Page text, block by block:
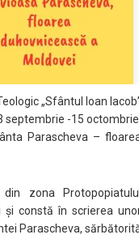
„Sfântul Ioan
septembrie -15
Parascheva –
zona
și constă în scrierea
Parascheva,